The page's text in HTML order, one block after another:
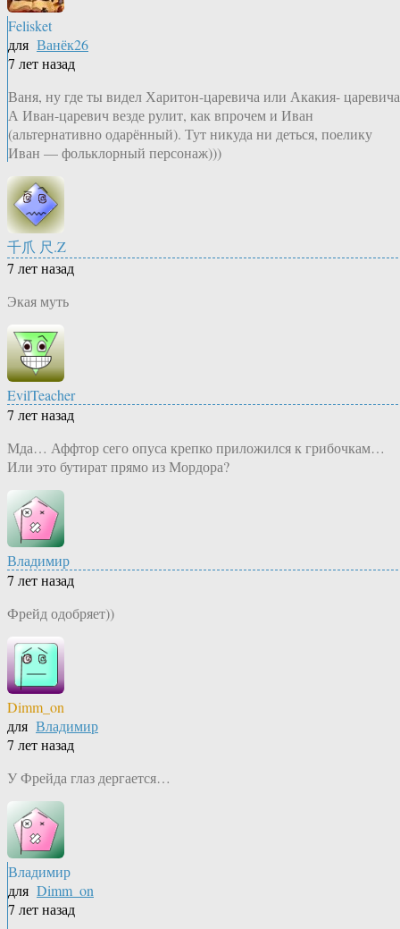
Felisket
для Ванёк26
7 лет назад
Ваня, ну где ты видел Харитон-царевича или Акакия-
А Иван-царевич везде рулит, как впрочем и Иван
(альтернативно одарённый). Тут никуда ни деться, поелику
Иван — фольклорный персонаж)))
千爪 尺.Z
7 лет назад
Экая муть
EvilTeacher
7 лет назад
Мда… Аффтор сего опуса крепко приложился к грибочкам…
Или это бутират прямо из Мордора?
Владимир
7 лет назад
Фрейд одобряет))
Dimm_on
для Владимир
7 лет назад
У Фрейда глаз дергается…
Владимир
для Dimm_on
7 лет назад